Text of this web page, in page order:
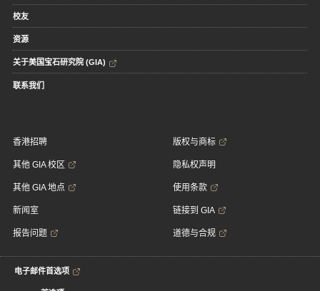
校友
资源
关于美国宝石研究院 (GIA)
联系我们
香港招聘
其他 GIA 校区
其他 GIA 地点
新闻室
报告问题
版权与商标
隐私权声明
使用条款
链接到 GIA
道德与合规
电子邮件首选项